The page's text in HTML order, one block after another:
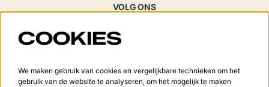
VOLG ONS
Meld je aan voor de nieuwsbrief
COOKIES
We maken gebruik van cookies en vergelijkbare technieken om het
gebruik van de website te analyseren, om het mogelijk te maken